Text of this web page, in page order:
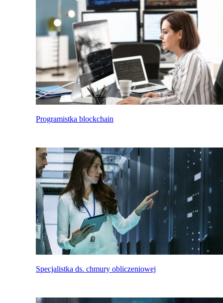
Programistka blockchain
Specjalistka ds. chmury obliczeniowej